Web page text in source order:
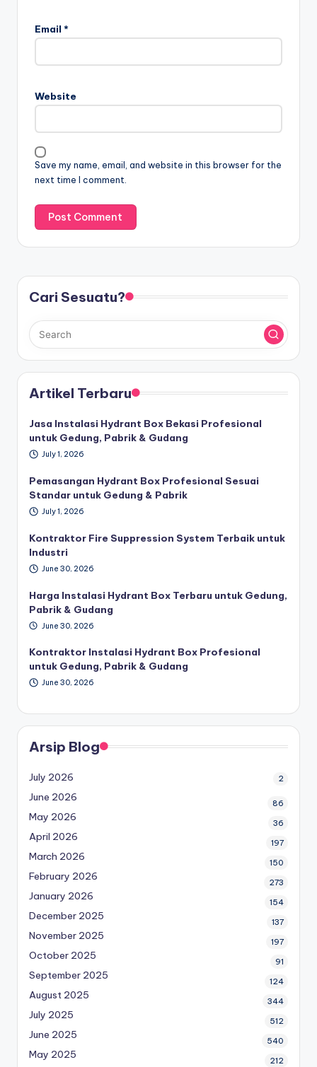
Email *
Website
Save my name, email, and website in this browser for the
next time I comment.
Cari Sesuatu?
Artikel Terbaru
Jasa Instalasi Hydrant Box Bekasi Profesional
untuk Gedung, Pabrik & Gudang
July 1, 2026
Pemasangan Hydrant Box Profesional Sesuai
Standar untuk Gedung & Pabrik
July 1, 2026
Kontraktor Fire Suppression System Terbaik untuk
Industri
June 30, 2026
Harga Instalasi Hydrant Box Terbaru untuk Gedung,
Pabrik & Gudang
June 30, 2026
Kontraktor Instalasi Hydrant Box Profesional
untuk Gedung, Pabrik & Gudang
June 30, 2026
Arsip Blog
July 2026 2
June 2026 86
May 2026 36
April 2026 197
March 2026 150
February 2026 273
January 2026 154
December 2025 137
November 2025 197
October 2025 91
September 2025 124
August 2025 344
July 2025 512
June 2025 540
May 2025 212